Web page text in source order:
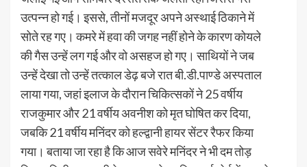
उत्पन्न हो गई। इससे, तीनों मजदूर अपने अस्थाई ठिकाने में
सोते रह गए। कमरे में हवा की जगह नहीं होने के कारण कोयले
की गैस उन्हें लग गई और वो असहज हो गए। साथियों ने जब
उन्हें देखा तो उन्हें तत्काल डेढ़ बजे रात बी.डी.पाण्डे अस्पताल
लाया गया, जहां इलाज के दौरान चिकित्सकों ने 25 वर्षीय
राजकुमार और 21 वर्षीय अवनीश को मृत घोषित कर दिया,
जबकि 21 वर्षीय मनिंदर को हल्द्वानी हायर सेंटर रैफर किया
गया। बताया जा रहा है कि आज सवेरे मनिंदर ने भी दम तोड़